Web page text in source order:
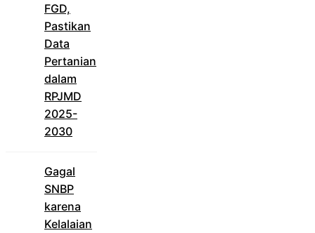
FGD,
Pastikan
Data
Pertanian
dalam
RPJMD
2025-
2030
Gagal
SNBP
karena
Kelalaian